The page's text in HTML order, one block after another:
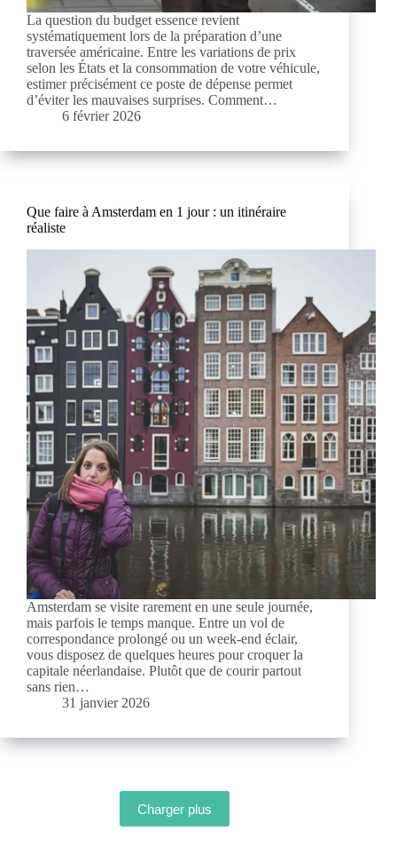
La question du budget essence revient
systématiquement lors de la préparation d’une
traversée américaine. Entre les variations de prix
selon les États et la consommation de votre véhicule,
estimer précisément ce poste de dépense permet
d’éviter les mauvaises surprises. Comment…
6 février 2026
Que faire à Amsterdam en 1 jour : un itinéraire
réaliste
Amsterdam se visite rarement en une seule journée,
mais parfois le temps manque. Entre un vol de
correspondance prolongé ou un week-end éclair,
vous disposez de quelques heures pour croquer la
capitale néerlandaise. Plutôt que de courir partout
sans rien…
31 janvier 2026
Charger plus